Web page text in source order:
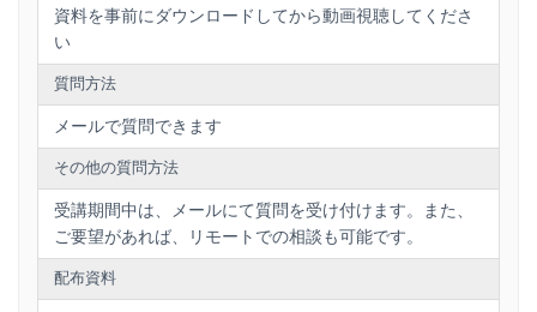
資料を事前にダウンロードしてから動画視聴してくださ
い
質問方法
メールで質問できます
その他の質問方法
受講期間中は、メールにて質問を受け付けます。また、
ご要望があれば、リモートでの相談も可能です。
配布資料